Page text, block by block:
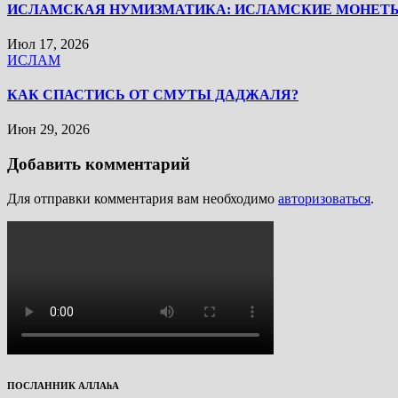
ИСЛАМСКАЯ НУМИЗМАТИКА: ИСЛАМСКИЕ
Июл 17, 2026
ИСЛАМ
КАК СПАСТИСЬ ОТ СМУТЫ ДАДЖАЛЯ?
Июн 29, 2026
Добавить комментарий
Для отправки комментария вам необходимо авторизоваться.
ПОСЛАННИК АЛЛАhА